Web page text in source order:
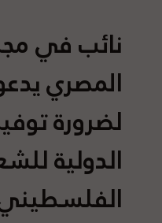
نائب في
المصري
لضرورة
الدولية